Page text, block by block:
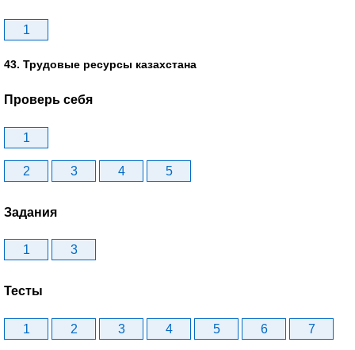
1
43. Трудовые ресурсы казахстана
Проверь себя
1
2 3 4 5
Задания
1 3
Тесты
1 2 3 4 5 6 7